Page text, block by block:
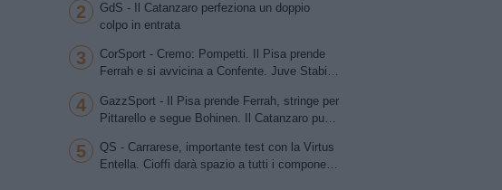
2
GdS - Il Catanzaro perfeziona un doppio
colpo in entrata
3
CorSport - Cremo: Pompetti. Il Pisa prende
Ferrah e si avvicina a Confente. Juve Stabia
scambio Patierno-Jimenez
4
GazzSport - Il Pisa prende Ferrah, stringe per
Pittarello e segue Bohinen. Il Catanzaro punta
Bjarkason
5
QS - Carrarese, importante test con la Virtus
Entella. Cioffi darà spazio a tutti i componenti